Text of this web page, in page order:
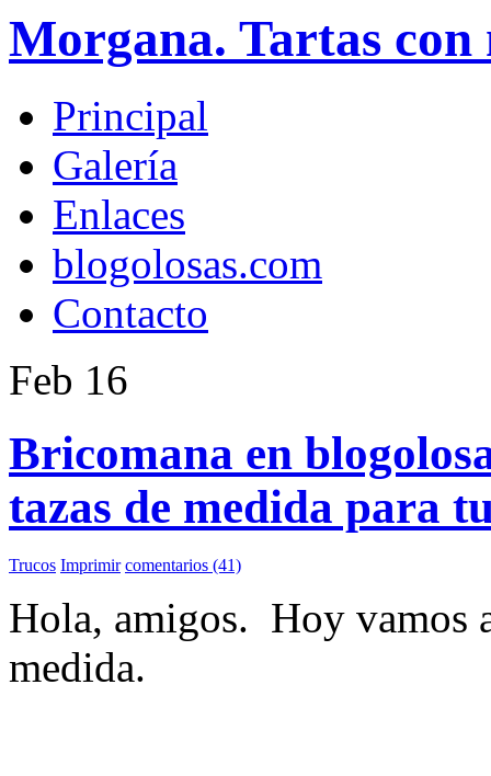
Morgana. Tartas con
Principal
Galería
Enlaces
blogolosas.com
Contacto
Feb 16
Bricomana en
tazas de medida para
Trucos Imprimir comentarios (41)
Hola, amigos. Hoy vamos
medida.